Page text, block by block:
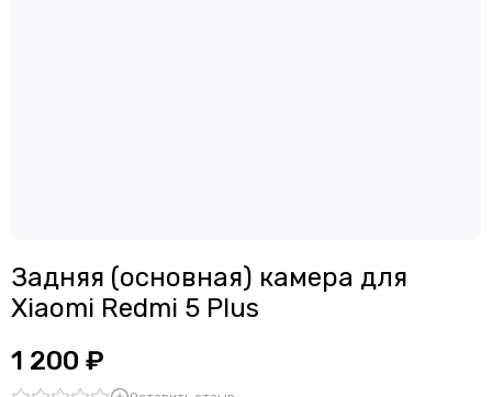
Задняя (основная) камера для
Xiaomi Redmi 5 Plus
1 200 ₽